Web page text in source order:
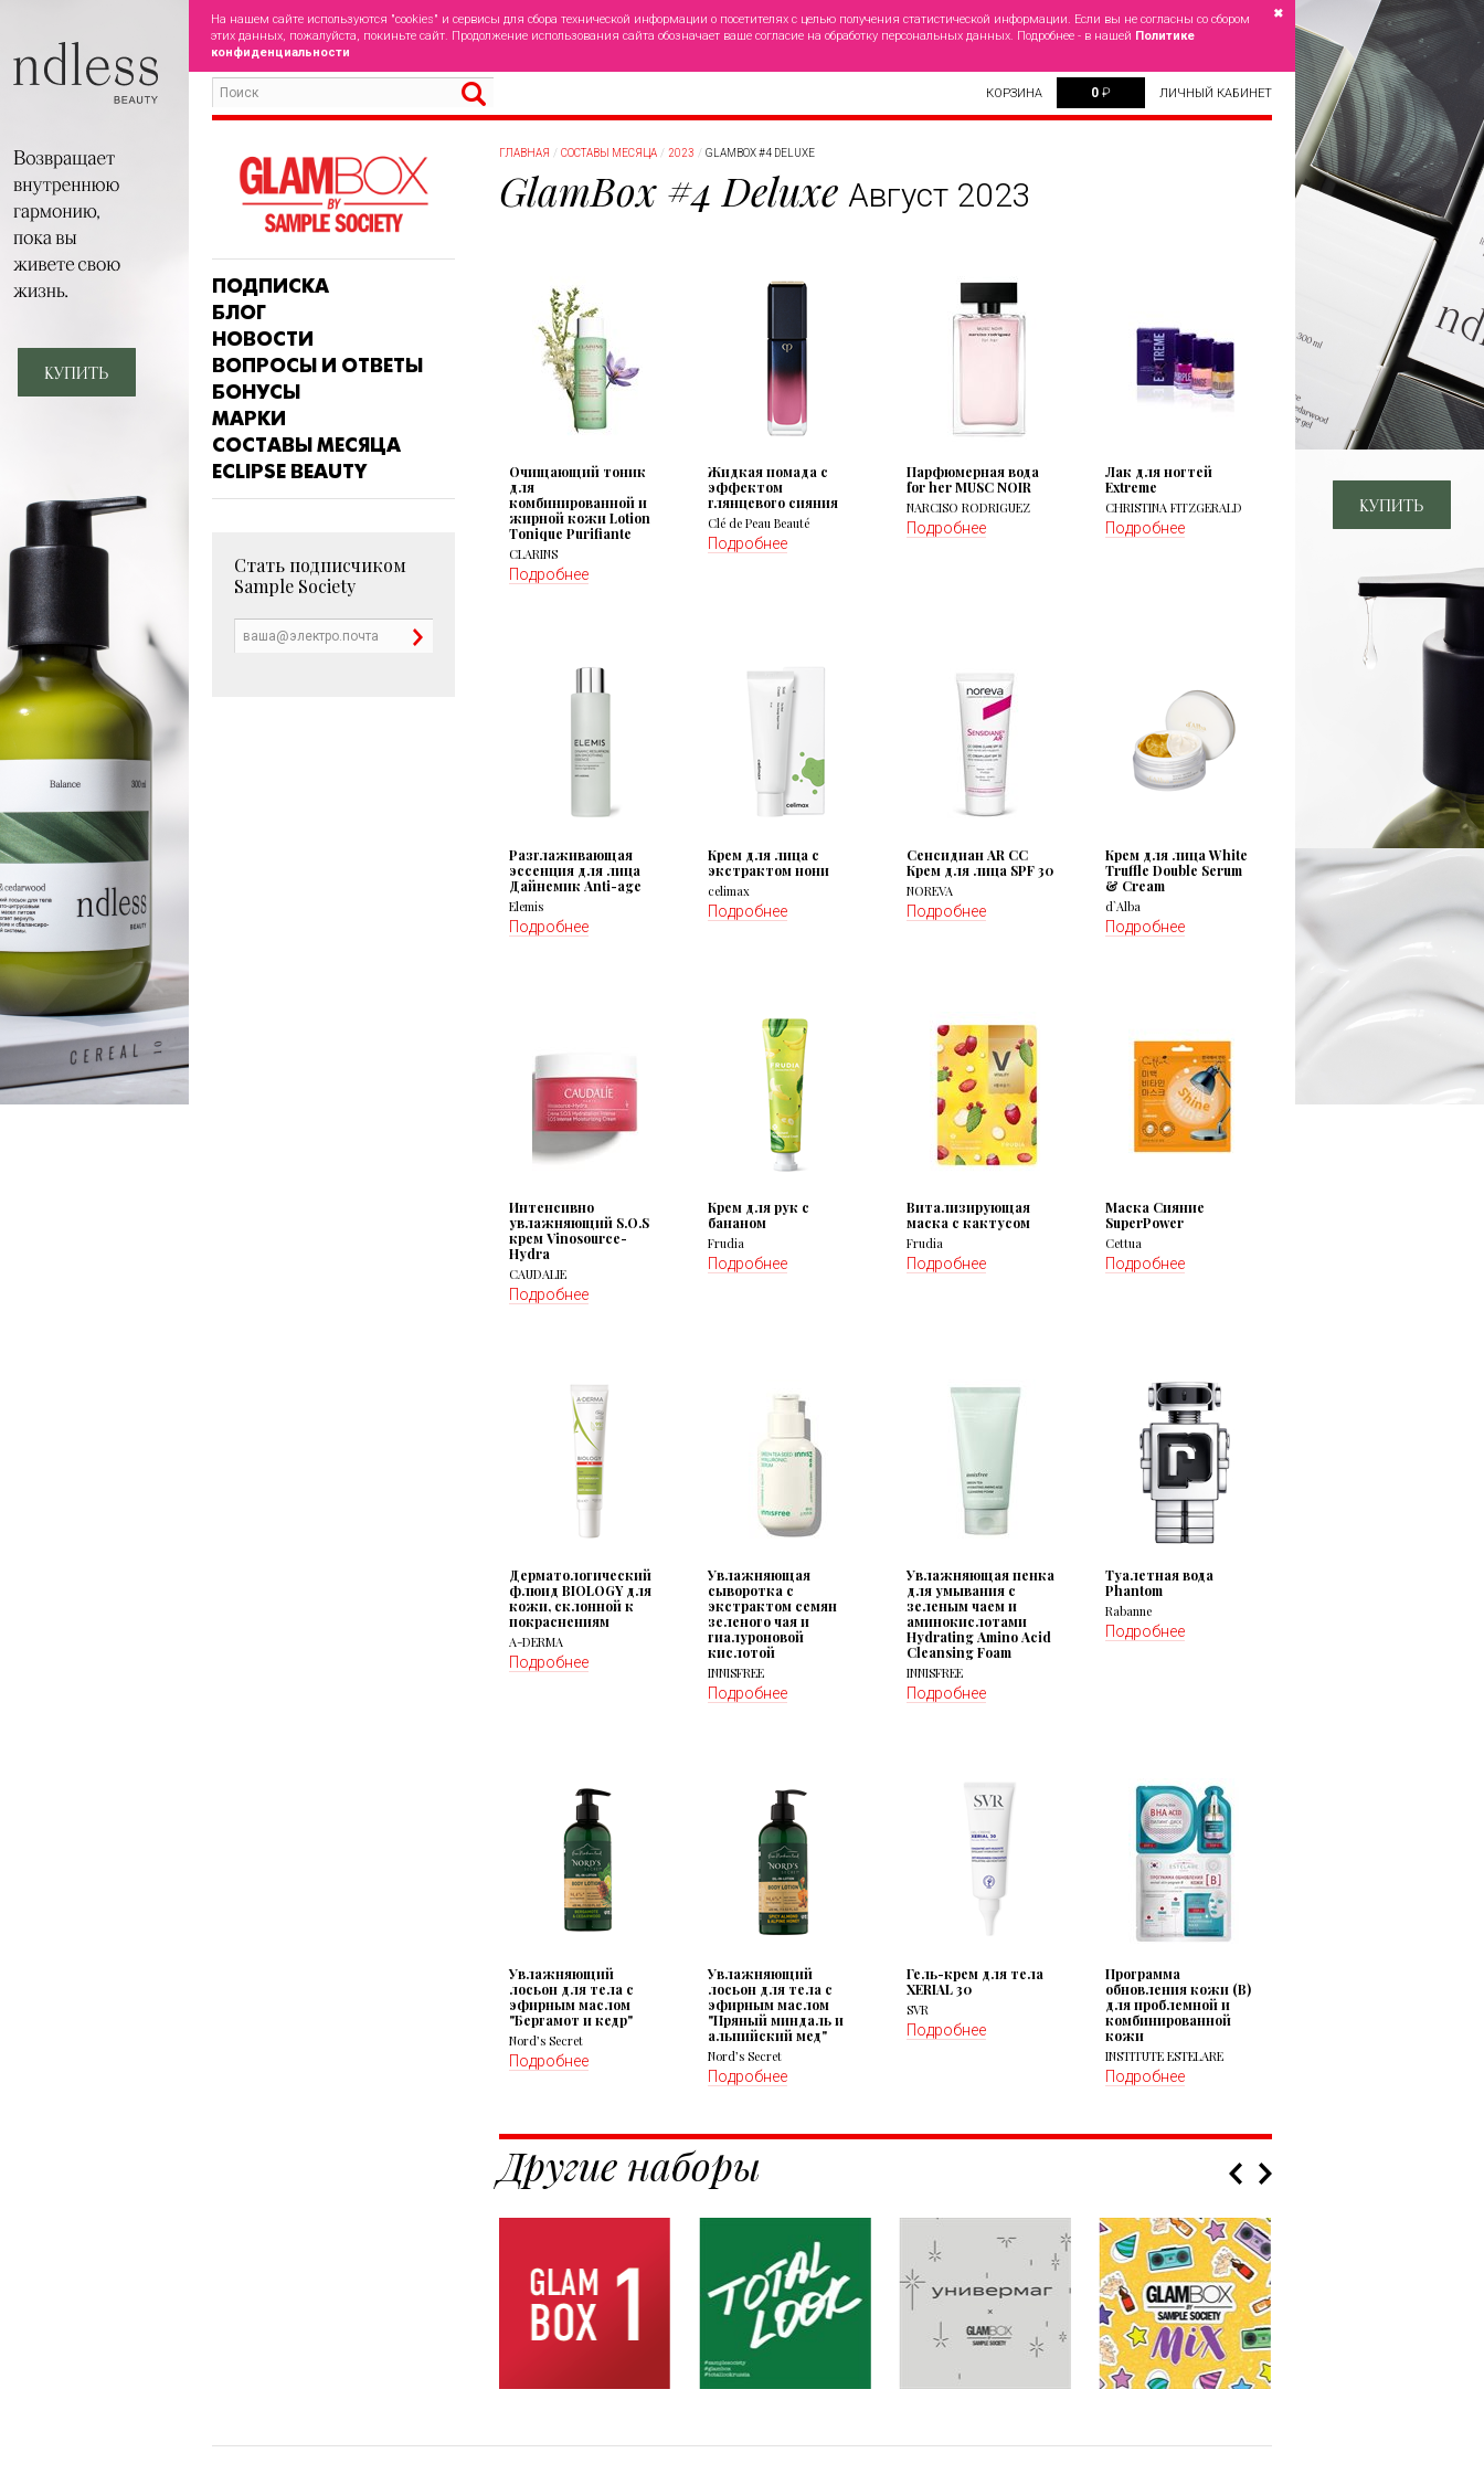
На нашем сайте используются "cookies" и сервисы для сбора технической информации о посетителях с целью получения статистической информации. Если вы не согласны со сбором
этих данных, пожалуйста, покиньте сайт. Продолжение использования сайта обозначает ваше согласие на обработку персональных данных. Подробнее - в нашей Политике
конфиденциальности
✖
КОРЗИНА 0 ₽ ЛИЧНЫЙ КАБИНЕТ
ПОДПИСКА
БЛОГ
НОВОСТИ
ВОПРОСЫ И ОТВЕТЫ
БОНУСЫ
МАРКИ
СОСТАВЫ МЕСЯЦА
ECLIPSE BEAUTY
Стать подписчиком
Sample Society
ГЛАВНАЯ СОСТАВЫ МЕСЯЦА 2023 GLAMBOX #4 DELUXE
GlamBox #4 Deluxe Август 2023
Очищающий тоник
для
комбинированной и
жирной кожи Lotion
Tonique Purifiante
CLARINS
Подробнее
Жидкая помада с
эффектом
глянцевого сияния
Clé de Peau Beauté
Подробнее
Парфюмерная вода
for her MUSC NOIR
NARCISO RODRIGUEZ
Подробнее
Лак для ногтей
Extreme
CHRISTINA FITZGERALD
Подробнее
Разглаживающая
эссенция для лица
Дайнемик Anti-age
Elemis
Подробнее
Крем для лица с
экстрактом нони
celimax
Подробнее
Сенсидиан AR CC
Крем для лица SPF 30
NOREVA
Подробнее
Крем для лица White
Truffle Double Serum
& Cream
d`Alba
Подробнее
Интенсивно
увлажняющий S.O.S
крем Vinosource-
Hydra
CAUDALIE
Подробнее
Крем для рук с
бананом
Frudia
Подробнее
Витализирующая
маска с кактусом
Frudia
Подробнее
Маска Сияние
SuperPower
Cettua
Подробнее
Дерматологический
флюид BIOLOGY для
кожи, склонной к
покраснениям
A-DERMA
Подробнее
Увлажняющая
сыворотка с
экстрактом семян
зеленого чая и
гиалуроновой
кислотой
INNISFREE
Подробнее
Увлажняющая пенка
для умывания с
зеленым чаем и
аминокислотами
Hydrating Amino Acid
Cleansing Foam
INNISFREE
Подробнее
Туалетная вода
Phantom
Rabanne
Подробнее
Увлажняющий
лосьон для тела с
эфирным маслом
"Бергамот и кедр"
Nord’s Secret
Подробнее
Увлажняющий
лосьон для тела с
эфирным маслом
"Пряный миндаль и
альпийский мед"
Nord’s Secret
Подробнее
Гель-крем для тела
XERIAL 30
SVR
Подробнее
Программа
обновления кожи (В)
для проблемной и
комбинированной
кожи
INSTITUTE ESTELARE
Подробнее
Другие наборы